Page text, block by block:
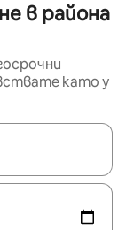
в района
като у